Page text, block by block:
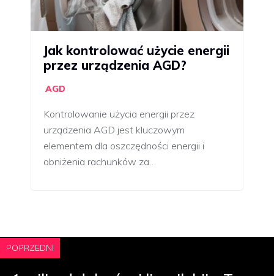
Jak kontrolować użycie energii
przez urządzenia AGD?
AGD
Kontrolowanie użycia energii przez
urządzenia AGD jest kluczowym
elementem dla oszczędności energii i
obniżenia rachunków za…
POPRZEDNI